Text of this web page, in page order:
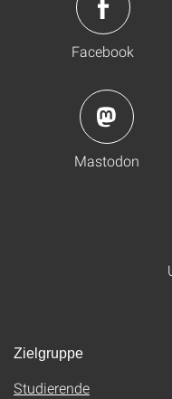
Facebook
Mastodon
Zielgruppe
Studierende